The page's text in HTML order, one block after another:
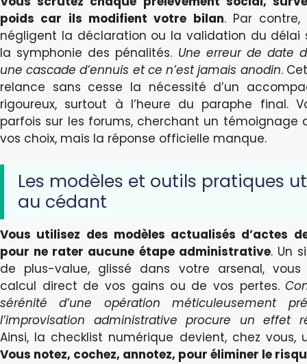
poids car ils modifient votre bilan. Par
négligent la déclaration ou la validation du délai
la symphonie des pénalités. Une erreur de date
une cascade d’ennuis et ce n’est jamais anodin.
relance sans cesse la nécessité d’un
rigoureux, surtout à l’heure du paraphe final.
parfois sur les forums, cherchant un témoignage
vos choix, mais la réponse officielle manque.
Les modèles et outils pratiques
au cédant
Vous utilisez des modèles actualisés d’actes
pour ne rater aucune étape administrative. Un
de plus-value, glissé dans votre arsenal,
calcul direct de vos gains ou de vos pertes.
sérénité d’une opération méticuleusement
l’improvisation administrative procure un effet
Ainsi, la checklist numérique devient, chez vous,
Vous notez, cochez, annotez, pour éliminer le